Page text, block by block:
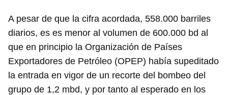
A pesar de que la cifra acordada, 558.000 barriles
diarios, es es menor al volumen de 600.000 bd al
que en principio la Organización de Países
Exportadores de Petróleo (OPEP) había supeditado
la entrada en vigor de un recorte del bombeo del
grupo de 1,2 mbd, y por tanto al esperado en los